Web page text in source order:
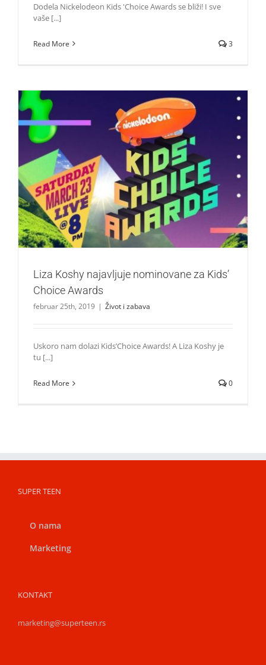
Dodela Nickelodeon Kids 'Choice Awards se bliži! I sve
vaše [...]
Read More 3
Liza Koshy najavljuje nominovane za Kids’ Choice Awards
Život i zabava
Liza Koshy najavljuje nominovane za Kids’
Choice Awards
februar 25th, 2019 | Život i zabava
Uskoro nam dolazi Kids’Choice Awards! A Liza Koshy je
tu [...]
Read More 0
SUPER TEEN
O nama
Marketing
KONTAKT
marketing@superteen.rs